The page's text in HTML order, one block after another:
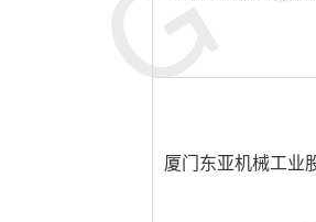
厦门东亚机械工业